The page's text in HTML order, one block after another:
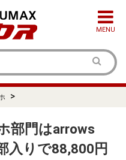
MENU
>
部門はarrows
入りで88,800円